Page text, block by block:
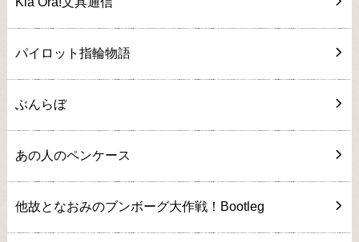
パイロット指輪物語
ぶんらぼ
あの人のペンケース
他故となおみのブンボーグ大作戦！Bootleg